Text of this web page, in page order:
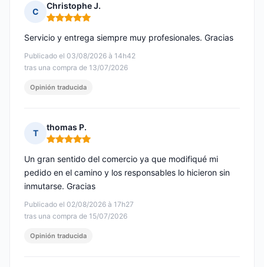
C
Christophe J.
Nota: 5 de 5
Publicado el 03/08/2026 à 14h42
tras una compra de 13/07/2026
Servicio y entrega siempre muy profesionales. Gracias
Opinión traducida
T
thomas P.
Nota: 5 de 5
Publicado el 02/08/2026 à 17h27
tras una compra de 15/07/2026
Un gran sentido del comercio ya que modifiqué mi
pedido en el camino y los responsables lo hicieron sin
inmutarse. Gracias
Opinión traducida